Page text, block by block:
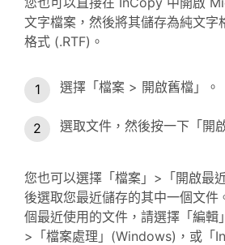
文字檔案，然後將其儲存為純文字
格式 (.RTF)。
選擇「檔案 > 開啟舊檔」。
選取文件，然後按一下「開
您也可以選擇「檔案」>「開啟最
後選取您最近儲存的其中一個文件
個最近使用的文件，請選擇「編輯
>「檔案處理」(Windows)，或「